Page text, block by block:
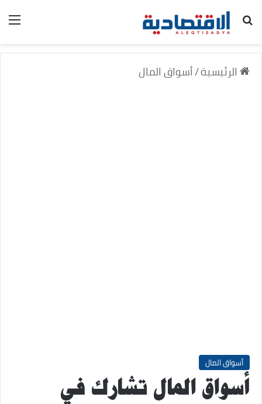
بحث عن
الرئيسية/أسواق المال
أسواق المال
أسواق المال تشارك في